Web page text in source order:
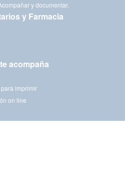
y documentar.
y Farmacia
acompaña
imprimir
on line